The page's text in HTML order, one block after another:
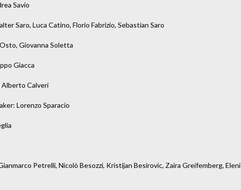
Savio
Saro, Luca Catino, Florio Fabrizio, Sebastian Saro
Giovanna Soletta
Giacca
Alberto Calveri
Lorenzo Sparacio
Petrelli, Nicolò Besozzi, Kristijan Besirovic, Zaira Greifemberg, Eleni